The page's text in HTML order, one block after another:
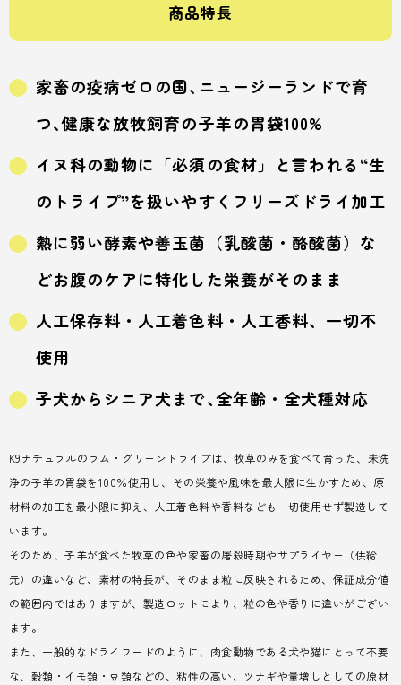
商品特長
家畜の疫病ゼロの国､ニュージーランドで育
つ､健康な放牧飼育の子羊の胃袋100%
イヌ科の動物に「必須の食材」と言われる“生
のトライプ”を扱いやすくフリーズドライ加工
熱に弱い酵素や善玉菌（乳酸菌・酪酸菌）な
どお腹のケアに特化した栄養がそのまま
人工保存料・人工着色料・人工香料、一切不
使用
子犬からシニア犬まで､全年齢・全犬種対応
K9ナチュラルのラム・グリーントライプは、牧草のみを食べて育った、未洗
浄の子羊の胃袋を100％使用し、その栄養や風味を最大限に生かすため、原
材料の加工を最小限に抑え、人工着色料や香料なども一切使用せず製造して
います。
そのため、子羊が食べた牧草の色や家畜の屠殺時期やサプライヤー（供給
元）の違いなど、素材の特長が、そのまま粒に反映されるため、保証成分値
の範囲内ではありますが、製造ロットにより、粒の色や香りに違いがござい
ます。
また、一般的なドライフードのように、肉食動物である犬や猫にとって不要
な、穀類・イモ類・豆類などの、粘性の高い、ツナギや量増しとしての原材